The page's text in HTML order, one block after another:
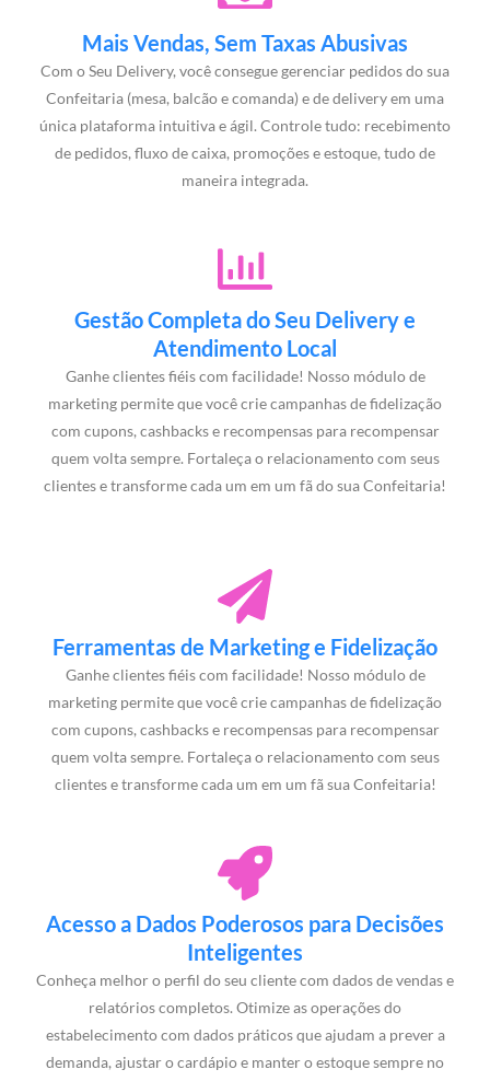
Mais Vendas, Sem Taxas Abusivas
Com o Seu Delivery, você consegue gerenciar pedidos do sua
Confeitaria (mesa, balcão e comanda) e de delivery em uma
única plataforma intuitiva e ágil. Controle tudo: recebimento
de pedidos, fluxo de caixa, promoções e estoque, tudo de
maneira integrada.
Gestão Completa do Seu Delivery e
Atendimento Local
Ganhe clientes fiéis com facilidade! Nosso módulo de
marketing permite que você crie campanhas de fidelização
com cupons, cashbacks e recompensas para recompensar
quem volta sempre. Fortaleça o relacionamento com seus
clientes e transforme cada um em um fã do sua Confeitaria!
Ferramentas de Marketing e Fidelização
Ganhe clientes fiéis com facilidade! Nosso módulo de
marketing permite que você crie campanhas de fidelização
com cupons, cashbacks e recompensas para recompensar
quem volta sempre. Fortaleça o relacionamento com seus
clientes e transforme cada um em um fã sua Confeitaria!
Acesso a Dados Poderosos para Decisões
Inteligentes
Conheça melhor o perfil do seu cliente com dados de vendas e
relatórios completos. Otimize as operações do
estabelecimento com dados práticos que ajudam a prever a
demanda, ajustar o cardápio e manter o estoque sempre no